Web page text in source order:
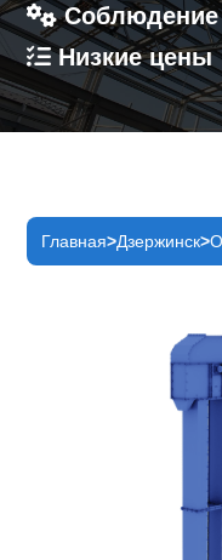
Соблюдение
Низкие цены
Главная Дзержинск